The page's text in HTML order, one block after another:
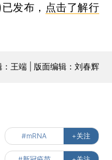
发布， 点击了解行
：王端 | 版面编辑：刘春辉
#mRNA +关注